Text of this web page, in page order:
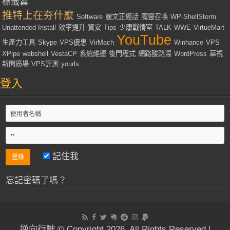
推特上在夯什麼 Software 麗文正經話 魔靈召喚 WP-ShellStorm
Unattended Install
效率提升 資安 Tips 少康戰情室 TALK WWE VirtueMart
生產力工具 Skype VPS優惠 VirMach YouTube Winhance VPS
XPipe webshell VestaCP 系統維運 後門程式 網路酸路湯 WordPress 華視
新聞廣場 VPS評測 yourls
登入
記住我
忘記密碼了嗎？